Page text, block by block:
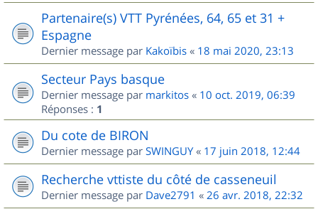
Partenaire(s) VTT Pyrénées, 64, 65 et 31 +
Espagne
Dernier message par Kakoïbis « 18 mai 2020, 23:13
Secteur Pays basque
Dernier message par markitos « 10 oct. 2019, 06:39
Réponses : 1
Du cote de BIRON
Dernier message par SWINGUY« 17 juin 2018, 12:44
Recherche vttiste du côté de casseneuil
Dernier message par Dave2791 « 26 avr. 2018, 22:32